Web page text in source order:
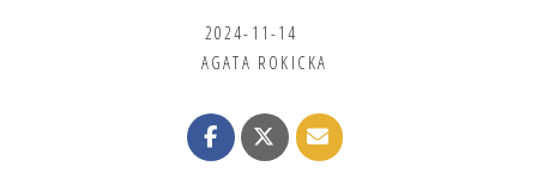
2024-11-14
AGATA ROKICKA